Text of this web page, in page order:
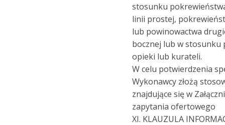
stosunku
linii prostej,
lub powinowactwa
bocznej lub w stosunku
opieki lub kurateli.
W celu potwierdzenia
Wykonawcy złożą
znajdujące się w
zapytania ofertowego
XI. KLAUZULA